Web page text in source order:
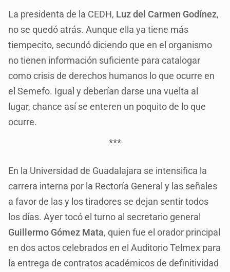
La presidenta de la CEDH, Luz del Carmen Godínez,
no se quedó atrás. Aunque ella ya tiene más
tiempecito, secundó diciendo que en el organismo
no tienen información suficiente para catalogar
como crisis de derechos humanos lo que ocurre en
el Semefo. Igual y deberían darse una vuelta al
lugar, chance así se enteren un poquito de lo que
ocurre.
***
En la Universidad de Guadalajara se intensifica la
carrera interna por la Rectoría General y las señales
a favor de las y los tiradores se dejan sentir todos
los días. Ayer tocó el turno al secretario general
Guillermo Gómez Mata, quien fue el orador principal
en dos actos celebrados en el Auditorio Telmex para
la entrega de contratos académicos de definitividad